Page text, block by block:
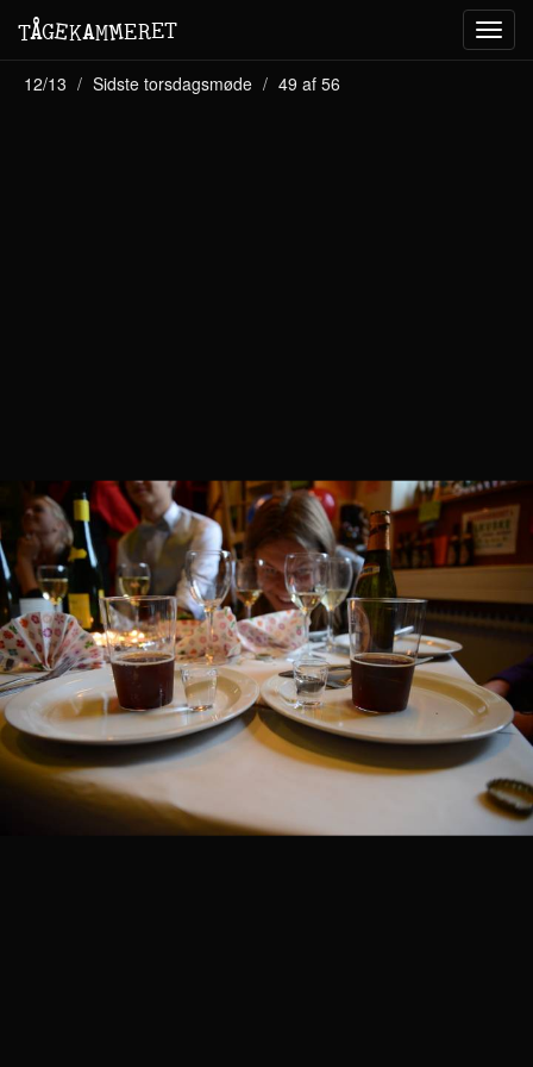
TÅGEKAMMERET
12/13 Sidste torsdagsmøde 49 af 56